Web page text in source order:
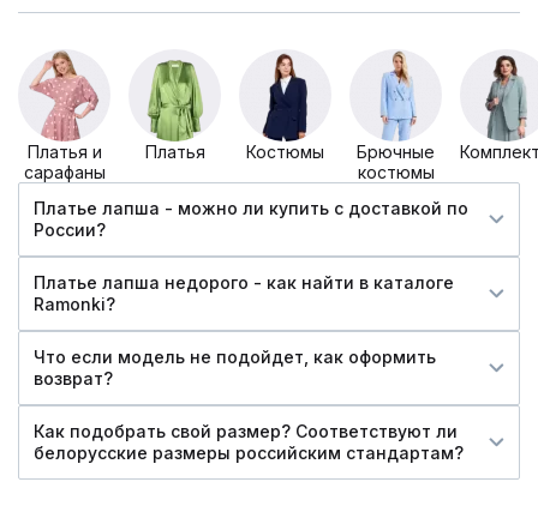
Платья и
сарафаны
Платья Костюмы
Брючные
костюмы
Платье лапша - можно ли купить c доставкой по
России?
Платье лапша недорого - как найти в каталоге
Ramonki?
Что если модель не подойдет, как оформить
возврат?
Как подобрать свой размер? Соответствуют ли
белорусские размеры российским стандартам?